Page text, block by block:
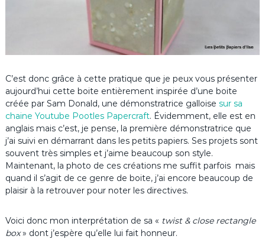
C’est donc grâce à cette pratique que je peux vous présenter
aujourd’hui cette boite entièrement inspirée d’une boite
créée par Sam Donald, une démonstratrice galloise sur sa
chaine Youtube Pootles Papercraft. Évidemment, elle est en
anglais mais c’est, je pense, la première démonstratrice que
j’ai suivi en démarrant dans les petits papiers. Ses projets sont
souvent très simples et j’aime beaucoup son style.
Maintenant, la photo de ces créations me suffit parfois mais
quand il s’agit de ce genre de boite, j’ai encore beaucoup de
plaisir à la retrouver pour noter les directives.
Voici donc mon interprétation de sa « twist & close rectangle
box» dont j’espère qu’elle lui fait honneur.